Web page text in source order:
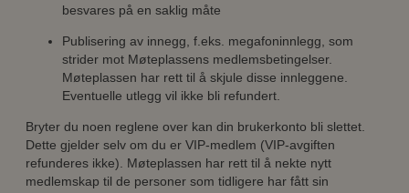
besvares på en saklig måte
Publisering av innegg, f.eks. megafoninnlegg, som
strider mot Møteplassens medlemsbetingelser.
Møteplassen har rett til å skjule disse innleggene.
Eventuelle utlegg vil ikke bli refundert.
Bryter du noen reglene over kan din brukerkonto bli slettet.
Dette gjelder selv om du er VIP-medlem (VIP-avgiften
refunderes ikke). Møteplassen har rett til å nekte nytt
medlemskap til de personer som tidligere har fått sin